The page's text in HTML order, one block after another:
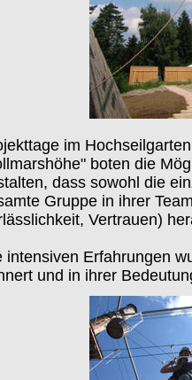
im
boten die
dass sowohl die
Gruppe in ihrer
Vertrauen)
intensiven Erfahrungen
und in ihrer